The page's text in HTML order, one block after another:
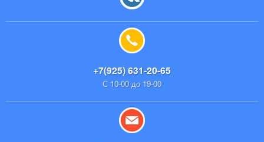
+7(925) 631-20-65
С 10-00 до 19-00